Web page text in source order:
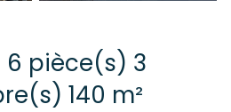
chambre(s) 140 m²